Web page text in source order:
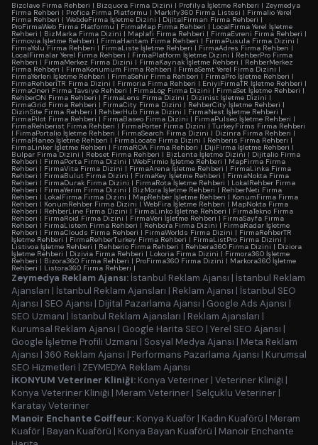
Bizclave Firma Rehberi | Bizquora Firma Dizini | Profilya İşletme Rehberi | Zeymedya
Firma Rehberi | Profica Firma Platformu | Markify360 Firma Listesi | Firmalio Yerel
Firma Rehberi | WebdeFirma İşletme Dizini | DijitalFirman Firma Rehberi |
ProFirmaWeb Firma Platformu | FirmaMap Firma Rehberi | LocalFirma Yerel İşletme
Rehberi | BizMarka Firma Dizini | Maplafi Firma Rehberi | FirmaEvreni Firma Rehberi |
Firmovia İşletme Rehberi | FirmaHaritam Firma Rehberi | FirmaPusula Firma Dizini |
FirmaYolu Firma Rehberi | FirmaListe İşletme Rehberi | FirmaAdres Firma Rehberi |
LocalFirmalar Yerel Firma Rehberi | FirmaPlatform İşletme Dizini | RehberPro Firma
Rehberi | FirmaMerkez Firma Dizini | FirmaKaynak İşletme Rehberi | RehberMerkez
Firma Rehberi | FirmaKonumum Firma Rehberi | FirmaSemt Yerel Firma Dizini |
FirmaYerleri İşletme Rehberi | FirmaSehir Firma Rehberi | FirmaPro İşletme Rehberi |
FirmaRehberiTR Firma Dizini | Firmoria Firma Rehberi | EniyiFirmaTR İşletme Rehberi |
FirmaOneri Firma Tavsiye Rehberi | FirmaLog Firma Dizini |FirmaSet İşletme Rehberi |
RehberON Firma Rehberi | FirmaLens Firma Dizini | Dizinist İşletme Dizini |
FirmaGrid Firma Rehberi | FirmaCity Firma Dizini | RehberCity İşletme Rehberi |
DizinSite Firma Rehberi | RehberHub Firma Dizini | FirmaNest İşletme Rehberi |
FirmaPilot Firma Rehberi | FirmaBaseo Firma Dizini | FirmaPulseo İşletme Rehberi |
FirmaRehberist Firma Rehberi | FirmaPorter Firma Dizini | TurkeyFirms Firma Rehberi
| FirmaPortalio İşletme Rehberi | FirmaSearch Firma Dizini | Dizinra Firma Rehberi |
FirmaPlaneo İşletme Rehberi | FirmaLocate Firma Dizini | Rehberis Firma Rehberi |
FirmaLinker İşletme Rehberi | FirmaROA Firma Rehberi | DijiFirma İşletme Rehberi |
Bulpar Firma Dizini | Rebset Firma Rehberi | BizLenta İşletme Dizini | Dijitalio Firma
Rehberi | FirmaPorta Firma Dizini | WebFirmio İşletme Rehberi | MapFirma Firma
Rehberi | FirmaVita Firma Dizini | FirmaArena İşletme Rehberi | FirmaLinka Firma
Rehberi | FirmaBulut Firma Dizini | FirmaKey İşletme Rehberi | FirmaNokta Firma
Rehberi | FirmaDurak Firma Dizini | FirmaRota İşletme Rehberi | LokalRehber Firma
Rehberi | FirmaYerim Firma Dizini | BizMora İşletme Rehberi | RehberNeti Firma
Rehberi | LokalFirma Firma Dizini | MapRehber İşletme Rehberi | KonumFirma Firma
Rehberi | KonumRehber Firma Dizini | WebFira İşletme Rehberi | MapNokta Firma
Rehberi | RehberLine Firma Dizini | FirmaLinko İşletme Rehberi | FirmaTekno Firma
Rehberi | FirmaRoid Firma Dizini | FirmaVeri İşletme Rehberi | FirmaSayfa Firma
Rehberi | FirmaListem Firma Rehberi | Rehbora Firma Dizini | FirmaRadar İşletme
Rehberi | FirmaClouds Firma Rehberi | FirmaWorlds Firma Dizini | FirmaRehberTR
İşletme Rehberi | FirmaRehberTurkey Firma Rehberi | FirmaListPro Firma Dizini |
Listivoa İşletme Rehberi | Rehberio Firma Rehberi | Rehbera360 Firma Dizini | Diziora
İşletme Rehberi | Dizivia Firma Rehberi | Lokoria Firma Dizini | Firmora360 İşletme
Rehberi | Bizora360 Firma Rehberi | ProFirma360 Firma Dizini | Markora360 İşletme
Rehberi | Listora360 Firma Rehberi |
Zeymedya Reklam Ajansı: İstanbul Reklam Ajansı | İstanbul Reklam
Ajansları | İstanbul Reklam Ajansları | Reklam Ajansı | İstanbul SEO
Ajansı | SEO Ajansı | Dijital Pazarlama Ajansı | Google Ads Ajansı |
SEO Uzmanı | İstanbul Reklam Ajansları | Reklam Ajansları |
Kurumsal Reklam Ajansı | Google Harita SEO | Yerel SEO Ajansı |
Google İşletme Profili Uzmanı | Sosyal Medya Ajansı | Meta Reklam
Ajansı | 360 Reklam Ajansı | Performans Pazarlama Ajansı | Kurumsal
SEO Hizmetleri | ZEYMEDYA Reklam Ajansı
İKONYUM Veteriner Kliniği: Konya Veteriner | Veteriner Kliniği |
Konya Veteriner Kliniği | Meram Veteriner | Selçuklu Veteriner |
Karatay Veteriner
Manoir Enchante Coiffeur: Konya Kuaför | Kadın Kuaförü | Meram
Kuaför | Bayan Kuaförü | Konya Bayan Kuaförü | Manoir Enchante